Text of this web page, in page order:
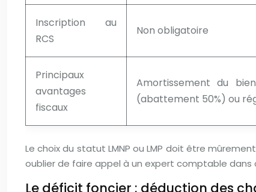
Inscription au
RCS
Non obligatoire
Principaux
avantages
fiscaux
Amortissement du
(abattement 50%) ou
Le choix du statut LMNP ou LMP doit être
oublier de faire appel à un expert comptable dans
Le déficit foncier : déduction des